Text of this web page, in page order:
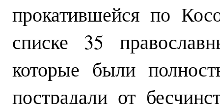
прокатившейся по
списке 35
которые были
пострадали от